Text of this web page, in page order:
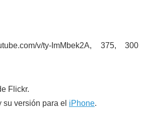
v/ty-ImMbek2A, 375, 300
Flickr.
su versión para el iPhone.